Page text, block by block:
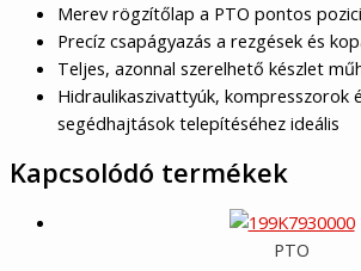
Merev rögzítőlap a PTO pontos
Precíz csapágyazás a rezgések és
Teljes, azonnal szerelhető készlet
Hidraulikaszivattyúk, kompresszorok
segédhajtások telepítéséhez ideális
Kapcsolódó termékek
PTO